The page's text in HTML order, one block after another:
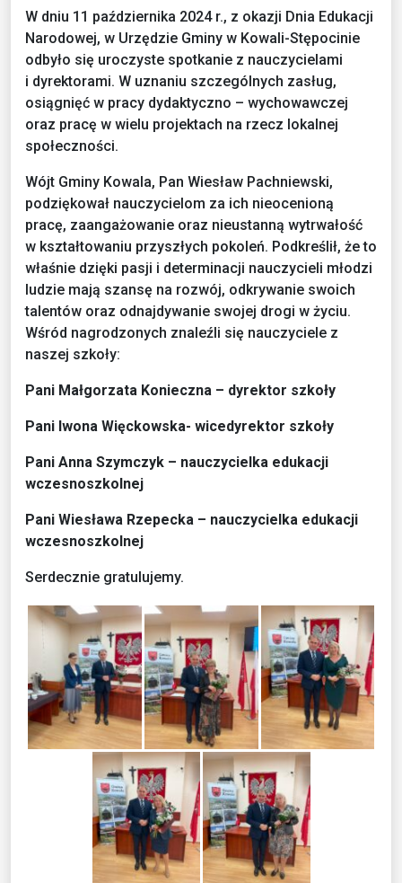
W dniu 11 października 2024 r., z okazji Dnia Edukacji
Narodowej, w Urzędzie Gminy w Kowali-Stępocinie
odbyło się uroczyste spotkanie z nauczycielami
i dyrektorami. W uznaniu szczególnych zasług,
osiągnięć w pracy dydaktyczno – wychowawczej
oraz pracę w wielu projektach na rzecz lokalnej
społeczności.
Wójt Gminy Kowala, Pan Wiesław Pachniewski,
podziękował nauczycielom za ich nieocenioną
pracę, zaangażowanie oraz nieustanną wytrwałość
w kształtowaniu przyszłych pokoleń. Podkreślił, że to
właśnie dzięki pasji i determinacji nauczycieli młodzi
ludzie mają szansę na rozwój, odkrywanie swoich
talentów oraz odnajdywanie swojej drogi w życiu.
Wśród nagrodzonych znaleźli się nauczyciele z
naszej szkoły:
Pani Małgorzata Konieczna – dyrektor szkoły
Pani Iwona Więckowska- wicedyrektor szkoły
Pani Anna Szymczyk – nauczycielka edukacji
wczesnoszkolnej
Pani Wiesława Rzepecka – nauczycielka edukacji
wczesnoszkolnej
Serdecznie gratulujemy.